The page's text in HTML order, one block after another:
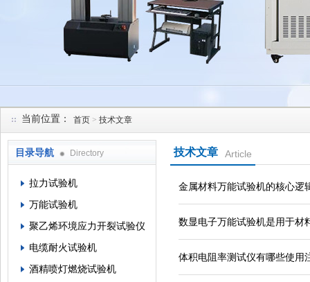
当前位置： 首页 > 技术文章
目录导航 Directory
拉力试验机
万能试验机
聚乙烯环境应力开裂试验仪
电缆耐火试验机
酒精喷灯燃烧试验机
技术文章 Article
金属材料万能试验机的核心逻
数显电子万能试验机是用于材
体积电阻率测试仪有哪些使用